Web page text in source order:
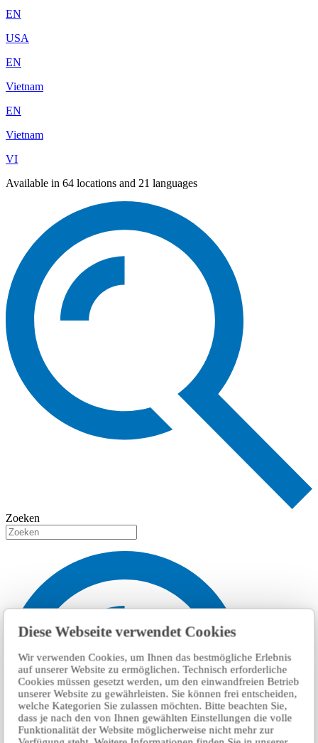
Diese Webseite verwendet Cookies
Wir verwenden Cookies, um Ihnen das bestmögliche Erlebnis
auf unserer Website zu ermöglichen. Technisch erforderliche
Cookies müssen gesetzt werden, um den einwandfreien Betrieb
unserer Website zu gewährleisten. Sie können frei entscheiden,
welche Kategorien Sie zulassen möchten. Bitte beachten Sie,
dass je nach den von Ihnen gewählten Einstellungen die volle
Funktionalität der Website möglicherweise nicht mehr zur
EN
USA
EN
Vietnam
EN
Vietnam
VI
Available in 64 locations and 21 languages
Zoeken